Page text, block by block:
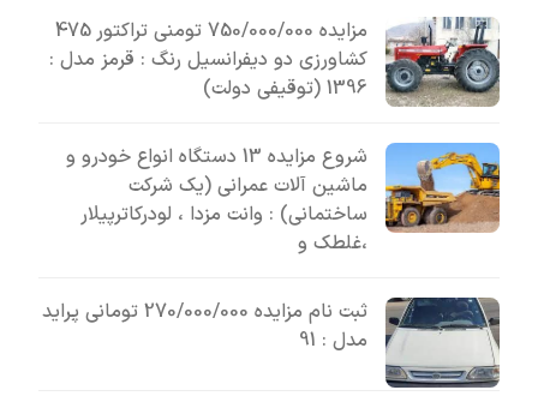
مزایده 750/000/000 تومنی تراکتور 475
کشاورزی دو دیفرانسیل رنگ : قرمز مدل :
1396 (توقیفی دولت)
شروع مزایده 13 دستگاه انواع خودرو و
ماشین آلات عمرانی (یک شرکت
ساختمانی) : وانت مزدا ، لودرکاترپیلار
،غلطک و
ثبت نام مزایده 270/000/000 تومانی پراید
مدل : 91